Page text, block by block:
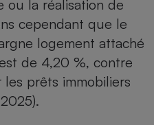
ou la réalisation de
cependant que le
logement attaché
de 4,20 %, contre
prêts immobiliers